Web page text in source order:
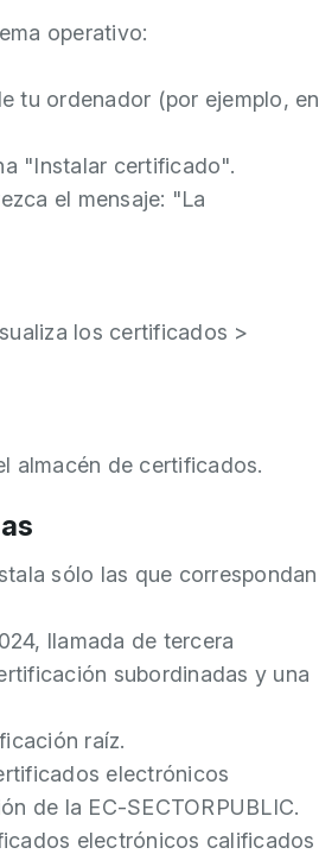
operativo:
tu ordenador (por ejemplo, en
"Instalar certificado".
el mensaje: "La
los certificados >
almacén de certificados.
sólo las que correspondan
llamada de tercera
subordinadas y una
raíz.
electrónicos
de la EC-SECTORPUBLIC.
electrónicos calificados